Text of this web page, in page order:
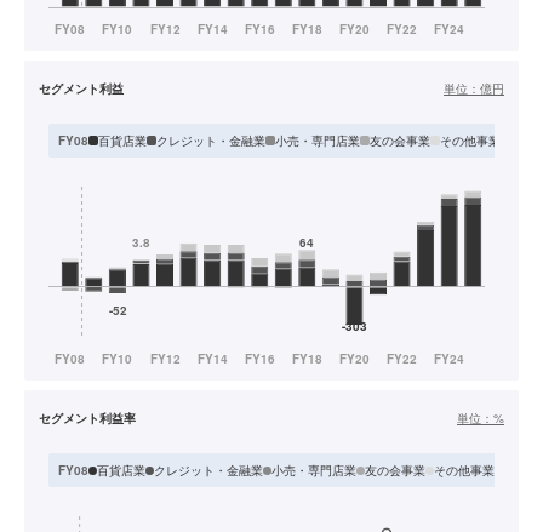
セグメント利益 単位： 億円
FY08 百貨店業 クレジット・金融業 小売・専門店業 友の会事業 その他事業
セグメント利益率 単位： %
FY08 百貨店業 クレジット・金融業 小売・専門店業 友の会事業 その他事業